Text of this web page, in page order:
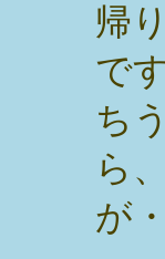
帰
で
ち
ら
が